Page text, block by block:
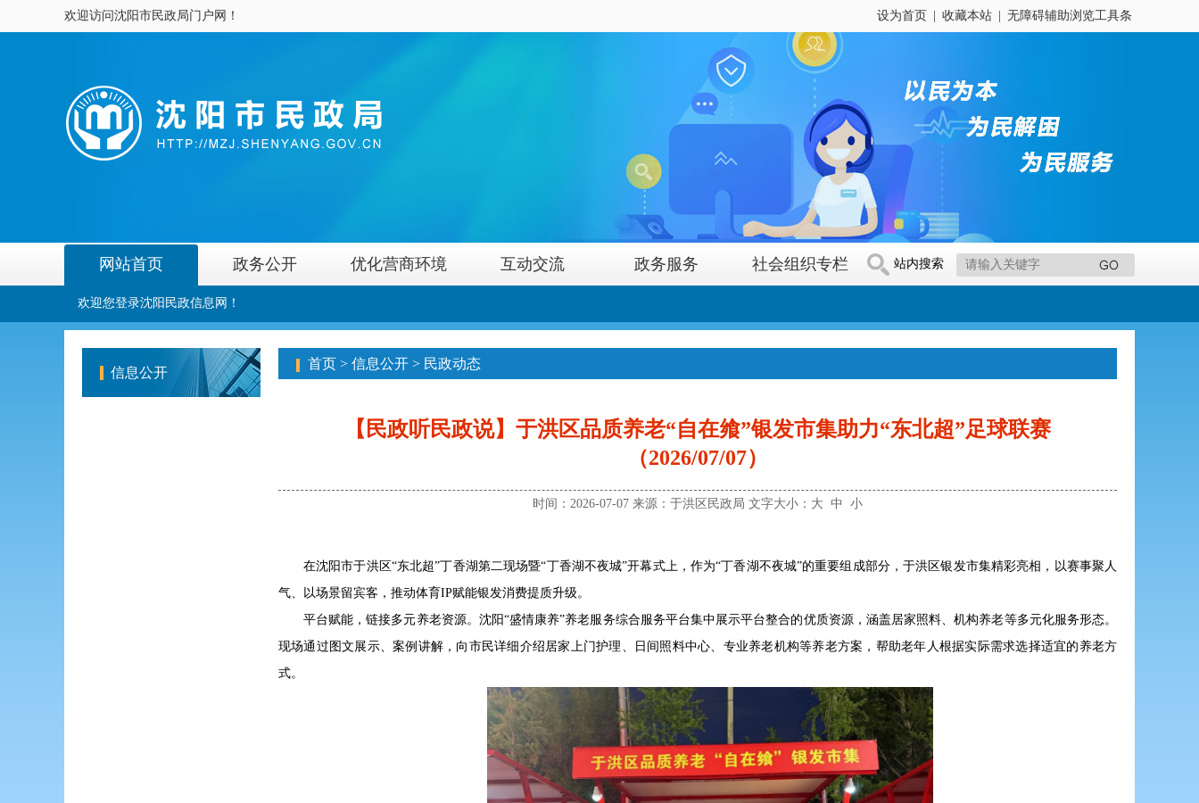
欢迎访问沈阳市民政局门户网！ 设为首页 收藏本站 无障碍辅助浏览工具条
网站首页 政务公开 优化营商环境 互动交流 政务服务 社会组织专栏
欢迎您登录沈阳民政信息网！
站内搜索
信息公开
首页 > 信息公开 > 民政动态
【民政听民政说】于洪区品质养老“自在飨”银发市集助力“东北超”足球联赛
（2026/07/07）
时间：2026-07-07 来源：于洪区民政局 文字大小： 大 中 小
在沈阳市于洪区“东北超”丁香湖第二现场暨“丁香湖不夜城”开幕式上，作为“丁香湖不夜城”的重要组成部分，于洪区银发市集精彩亮相，以赛事聚人
气、以场景留宾客，推动体育IP赋能银发消费提质升级。
平台赋能，链接多元养老资源。沈阳“盛情康养”养老服务综合服务平台集中展示平台整合的优质资源，涵盖居家照料、机构养老等多元化服务形态。
现场通过图文展示、案例讲解，向市民详细介绍居家上门护理、日间照料中心、专业养老机构等养老方案，帮助老年人根据实际需求选择适宜的养老方
式。